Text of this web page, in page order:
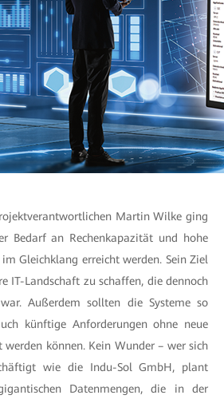
Martin Wilke ging
Bedarf an Rechenkapazität und hohe
Gleichklang erreicht werden. Sein Ziel
IT-Landschaft zu schaffen, die dennoch
Außerdem sollten die Systeme so
künftige Anforderungen ohne neue
werden können. Kein Wunder – wer sich
wie die Indu-Sol GmbH, plant
Datenmengen, die in der